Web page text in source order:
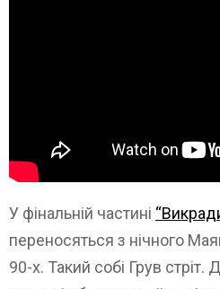
У фінальній частині
переносяться з нічного
90-х. Такий собі Грув стріт.